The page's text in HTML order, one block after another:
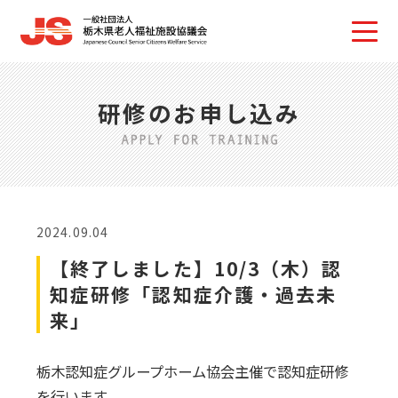
研修のお申し込み
2024.09.04
【終了しました】10/3（木）認
知症研修「認知症介護・過去未
来」
栃木認知症グループホーム協会主催で認知症研修